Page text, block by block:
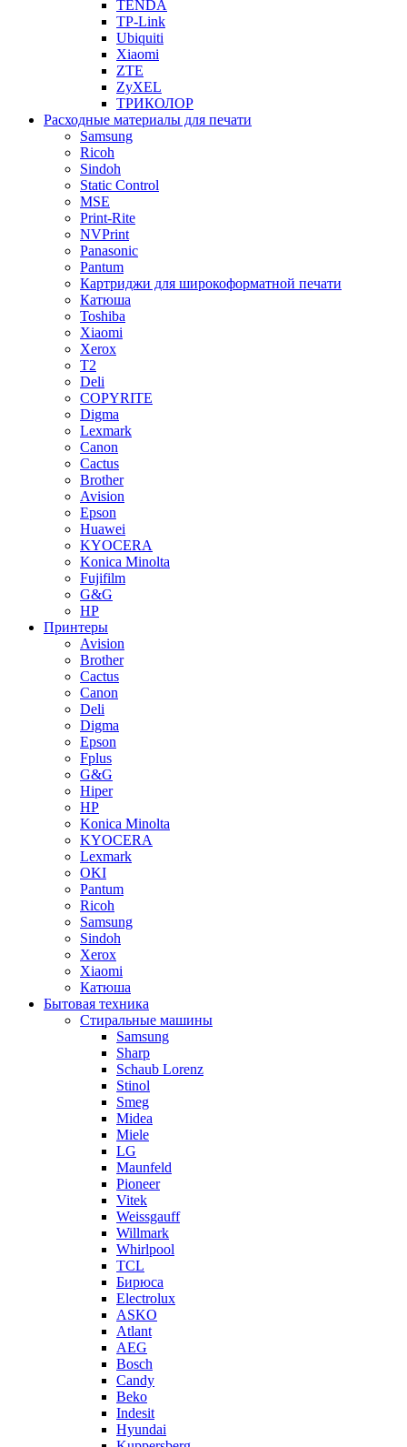
TENDA
TP-Link
Ubiquiti
Xiaomi
ZTE
ZyXEL
ТРИКОЛОР
Расходные материалы для печати
Samsung
Ricoh
Sindoh
Static Control
MSE
Print-Rite
NVPrint
Panasonic
Pantum
Картриджи для широкоформатной печати
Катюша
Toshiba
Xiaomi
Xerox
T2
Deli
COPYRITE
Digma
Lexmark
Canon
Cactus
Brother
Avision
Epson
Huawei
KYOCERA
Konica Minolta
Fujifilm
G&G
HP
Принтеры
Avision
Brother
Cactus
Canon
Deli
Digma
Epson
Fplus
G&G
Hiper
HP
Konica Minolta
KYOCERA
Lexmark
OKI
Pantum
Ricoh
Samsung
Sindoh
Xerox
Xiaomi
Катюша
Бытовая техника
Стиральные машины
Samsung
Sharp
Schaub Lorenz
Stinol
Smeg
Midea
Miele
LG
Maunfeld
Pioneer
Vitek
Weissgauff
Willmark
Whirlpool
TCL
Бирюса
Electrolux
ASKO
Atlant
AEG
Bosch
Candy
Beko
Indesit
Hyundai